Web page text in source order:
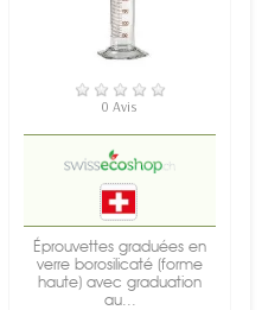
EN STOCK
0 Avis
Éprouvettes graduées en
verre borosilicaté (forme
haute) avec graduation
au...